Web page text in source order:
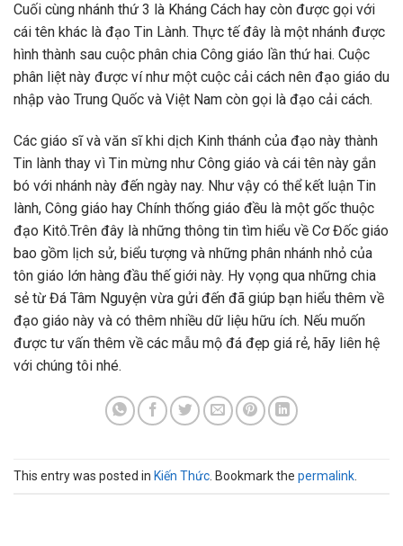
Cuối cùng nhánh thứ 3 là Kháng Cách hay còn được gọi với
cái tên khác là đạo Tin Lành. Thực tế đây là một nhánh được
hình thành sau cuộc phân chia Công giáo lần thứ hai. Cuộc
phân liệt này được ví như một cuộc cải cách nên đạo giáo du
nhập vào Trung Quốc và Việt Nam còn gọi là đạo cải cách.
Các giáo sĩ và văn sĩ khi dịch Kinh thánh của đạo này thành
Tin lành thay vì Tin mừng như Công giáo và cái tên này gắn
bó với nhánh này đến ngày nay. Như vậy có thể kết luận Tin
lành, Công giáo hay Chính thống giáo đều là một gốc thuộc
đạo Kitô.Trên đây là những thông tin tìm hiểu về Cơ Đốc giáo
bao gồm lịch sử, biểu tượng và những phân nhánh nhỏ của
tôn giáo lớn hàng đầu thế giới này. Hy vọng qua những chia
sẻ từ Đá Tâm Nguyện vừa gửi đến đã giúp bạn hiểu thêm về
đạo giáo này và có thêm nhiều dữ liệu hữu ích. Nếu muốn
được tư vấn thêm về các mẫu mộ đá đẹp giá rẻ, hãy liên hệ
với chúng tôi nhé.
This entry was posted in Kiến Thức . Bookmark the permalink